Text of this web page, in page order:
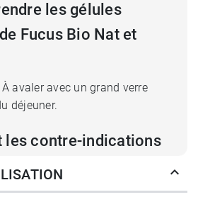
les gélules
Fucus Bio Nat et
avaler avec un grand verre
déjeuner.
les contre-indications
Nat et
?